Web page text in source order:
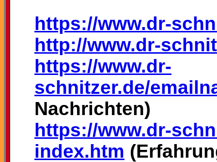
https://www.dr-
http://www.dr-
https://www.dr-
schnitzer.de/
Nachrichten)
https://www.dr-
index.htm